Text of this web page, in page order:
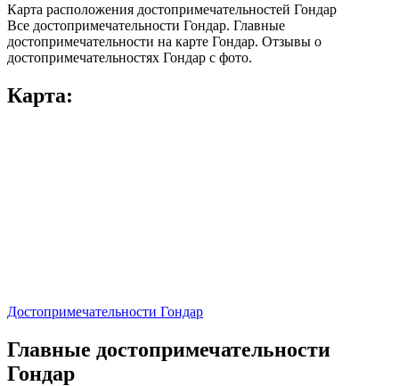
Карта расположения достопримечательностей Гондар
Все достопримечательности Гондар. Главные
достопримечательности на карте Гондар. Отзывы о
достопримечательностях Гондар с фото.
Карта:
Достопримечательности Гондар
Главные достопримечательности
Гондар